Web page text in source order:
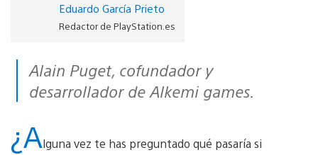
llegará
el
13
de
Eduardo García Prieto
Redactor de PlayStation.es
Alain Puget, cofundador y
desarrollador de Alkemi games.
¿Alguna vez te has preguntado qué pasaría si